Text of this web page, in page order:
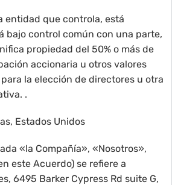
entidad que controla, está
bajo control común con una parte,
propiedad del 50% o más de
accionaria u otros valores
la elección de directores u otra
.
Estados Unidos
«la Compañía», «Nosotros»,
este Acuerdo) se refiere a
6495 Barker Cypress Rd suite G,